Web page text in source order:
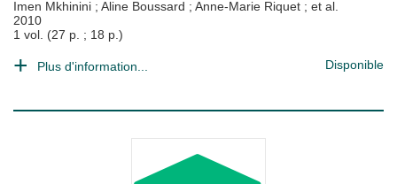
Imen Mkhinini ; Aline Boussard ; Anne-Marie Riquet ; et al.
2010
1 vol. (27 p. ; 18 p.)
Plus d'information... Disponible